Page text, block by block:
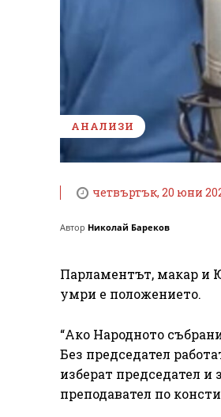
АНАЛИЗИ
четвъртък, 20 юни
Автор Николай Бареков
Парламентът, макар и
умри е положението.
“Ако Народното
Без председател
изберат председател
преподавател по